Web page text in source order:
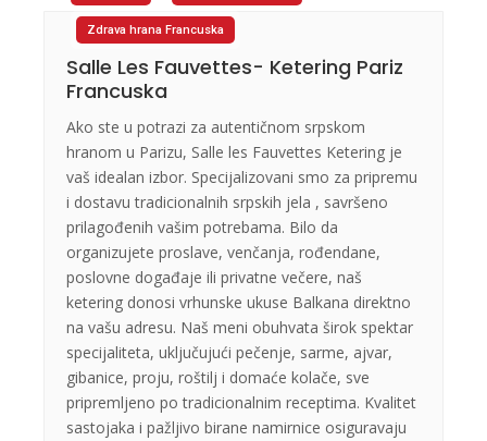
Zdrava hrana Francuska
Salle Les Fauvettes- Ketering Pariz
Francuska
Ako ste u potrazi za autentičnom srpskom
hranom u Parizu, Salle les Fauvettes Ketering je
vaš idealan izbor. Specijalizovani smo za pripremu
i dostavu tradicionalnih srpskih jela , savršeno
prilagođenih vašim potrebama. Bilo da
organizujete proslave, venčanja, rođendane,
poslovne događaje ili privatne večere, naš
ketering donosi vrhunske ukuse Balkana direktno
na vašu adresu. Naš meni obuhvata širok spektar
specijaliteta, uključujući pečenje, sarme, ajvar,
gibanice, proju, roštilj i domaće kolače, sve
pripremljeno po tradicionalnim receptima. Kvalitet
sastojaka i pažljivo birane namirnice osiguravaju